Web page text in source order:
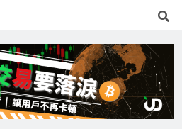
發者免責與總統道德條